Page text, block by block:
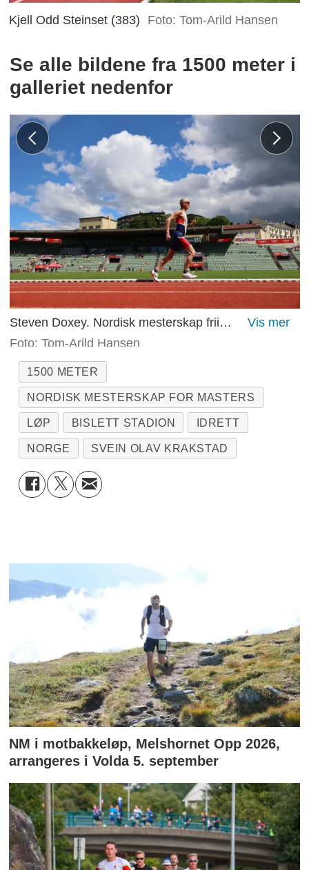
Kjell Odd Steinset (383) Foto: Tom-Arild Hansen
Se alle bildene fra 1500 meter i
galleriet nedenfor
Steven Doxey. Nordisk mesterskap friidrett for Masters - 2026 - Bislett stadion - 1500 meter
Foto: Tom-Arild Hansen
1500 METER
NORDISK MESTERSKAP FOR MASTERS
LØP BISLETT STADION IDRETT
NORGE SVEIN OLAV KRAKSTAD
NM i motbakkeløp, Melshornet Opp 2026,
arrangeres i Volda 5. september